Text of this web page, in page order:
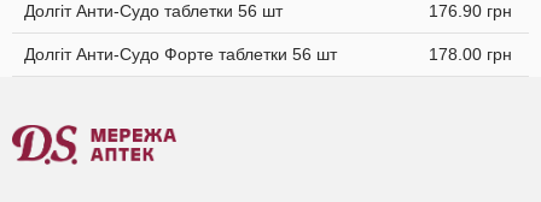
Долгіт Анти-Судо таблетки 56 шт 176.90 грн
Долгіт Анти-Судо Форте таблетки 56 шт 178.00 грн